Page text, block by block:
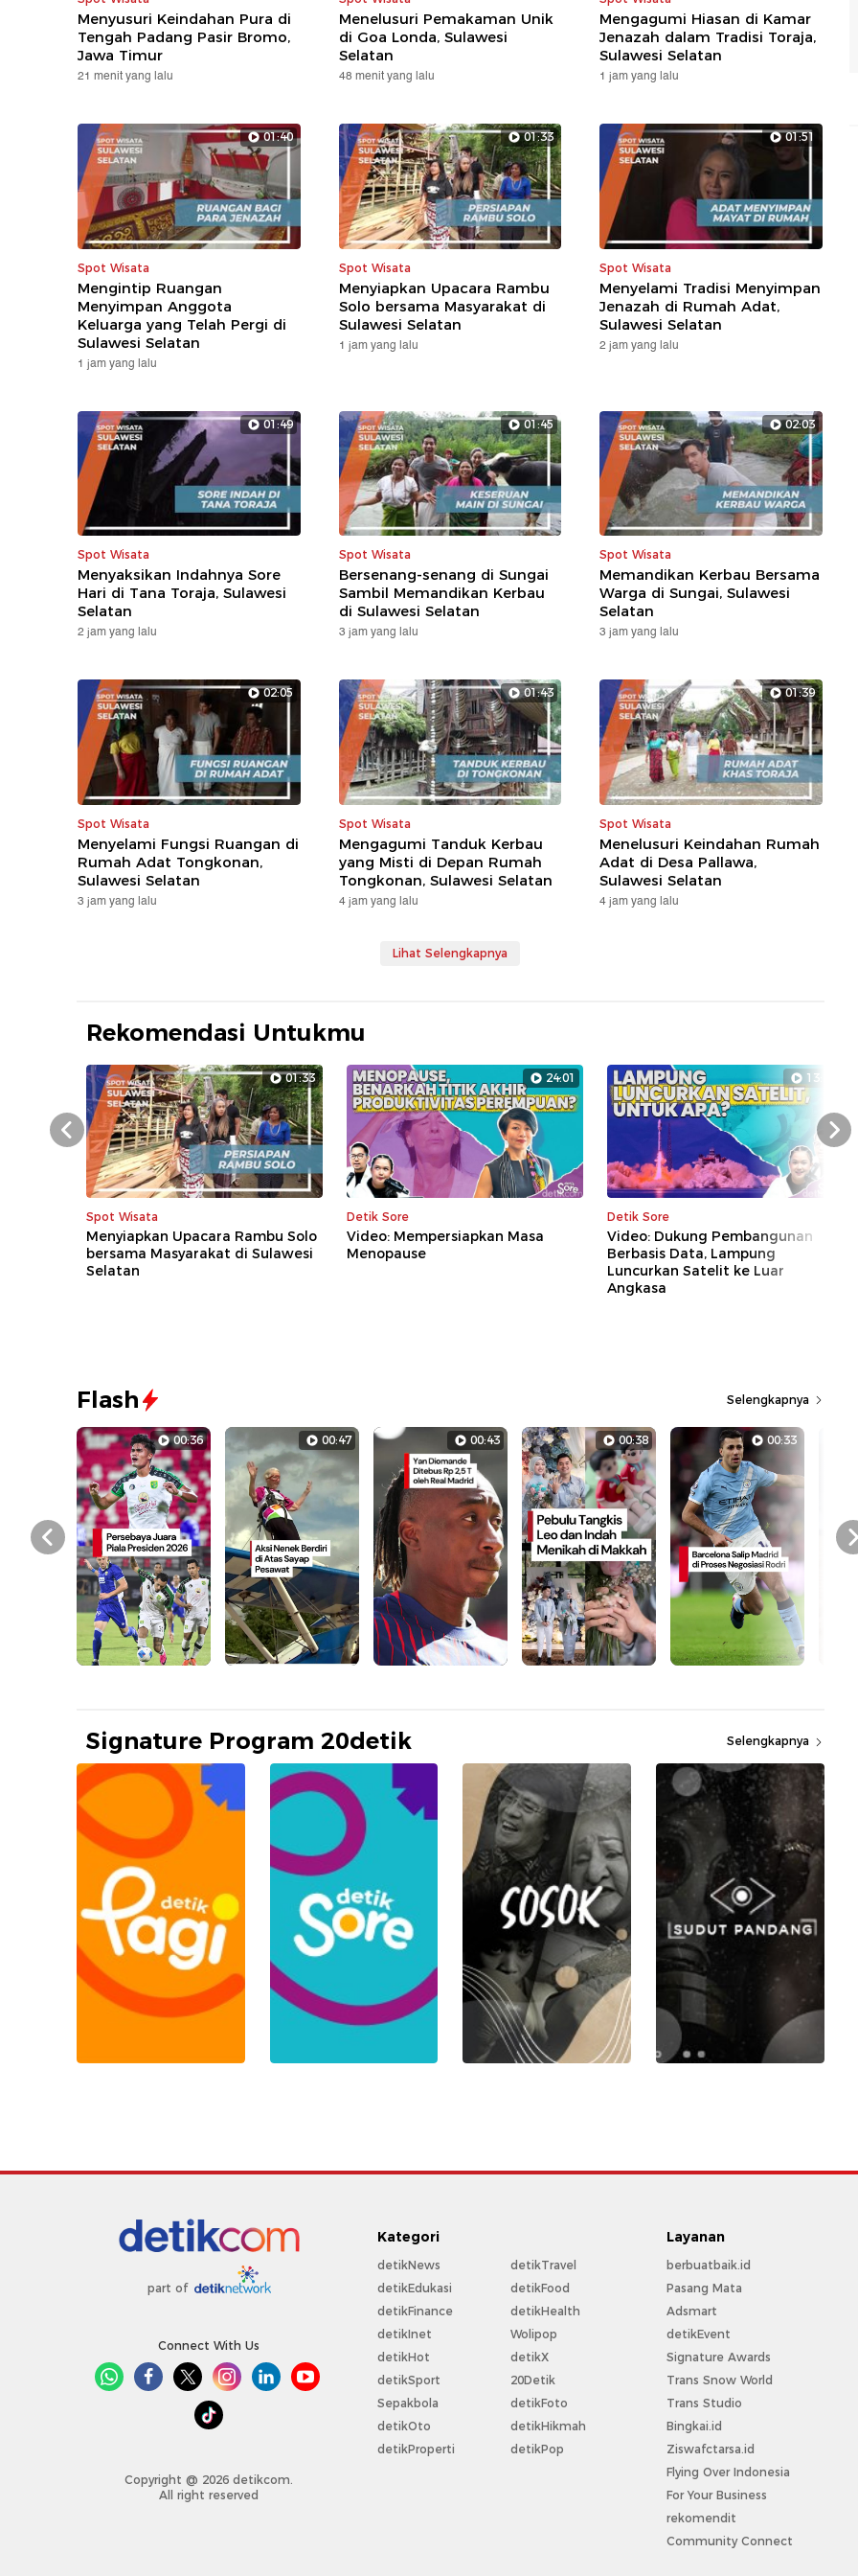
Menyusuri Keindahan Pura di
Tengah Padang Pasir Bromo,
Jawa Timur
21 menit yang lalu
Menelusuri Pemakaman Unik
di Goa Londa, Sulawesi
Selatan
48 menit yang lalu
Mengagumi Hiasan di Kamar
Jenazah dalam Tradisi Toraja,
Sulawesi Selatan
1 jam yang lalu
01:40
Spot Wisata
Mengintip Ruangan
Menyimpan Anggota
Keluarga yang Telah Pergi di
Sulawesi Selatan
1 jam yang lalu
01:33
Spot Wisata
Menyiapkan Upacara Rambu
Solo bersama Masyarakat di
Sulawesi Selatan
1 jam yang lalu
01:51
Spot Wisata
Menyelami Tradisi Menyimpan
Jenazah di Rumah Adat,
Sulawesi Selatan
2 jam yang lalu
01:49
Spot Wisata
Menyaksikan Indahnya Sore
Hari di Tana Toraja, Sulawesi
Selatan
2 jam yang lalu
01:45
Spot Wisata
Bersenang-senang di Sungai
Sambil Memandikan Kerbau
di Sulawesi Selatan
3 jam yang lalu
02:03
Spot Wisata
Memandikan Kerbau Bersama
Warga di Sungai, Sulawesi
Selatan
3 jam yang lalu
02:05
Spot Wisata
Menyelami Fungsi Ruangan di
Rumah Adat Tongkonan,
Sulawesi Selatan
3 jam yang lalu
01:43
Spot Wisata
Mengagumi Tanduk Kerbau
yang Misti di Depan Rumah
Tongkonan, Sulawesi Selatan
4 jam yang lalu
01:39
Spot Wisata
Menelusuri Keindahan Rumah
Adat di Desa Pallawa,
Sulawesi Selatan
4 jam yang lalu
Lihat Selengkapnya
Rekomendasi Untukmu
01:33
Spot Wisata
Menyiapkan Upacara Rambu Solo
bersama Masyarakat di Sulawesi
Selatan
24:01
Detik Sore
Video: Mempersiapkan Masa
Menopause
13:28
Detik Sore
Video: Dukung Pembangunan
Berbasis Data, Lampung
Luncurkan Satelit ke Luar
Angkasa
Prev Next
Flash Selengkapnya
00:36 00:47 00:43 00:38 00:33
Prev
Signature Program 20detik Selengkapnya
part of
Connect With Us
Copyright @ 2026 detikcom.
All right reserved
Kategori
detikNews
detikEdukasi
detikFinance
detikInet
detikHot
detikSport
Sepakbola
detikOto
detikProperti
detikTravel
detikFood
detikHealth
Wolipop
detikX
20Detik
detikFoto
detikHikmah
detikPop
Layanan
berbuatbaik.id
Pasang Mata
Adsmart
detikEvent
Signature Awards
Trans Snow World
Trans Studio
Bingkai.id
Ziswafctarsa.id
Flying Over Indonesia
For Your Business
rekomendit
Community Connect